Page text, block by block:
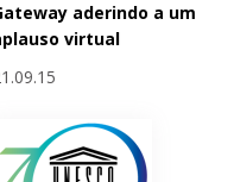
aderindo a um
virtual